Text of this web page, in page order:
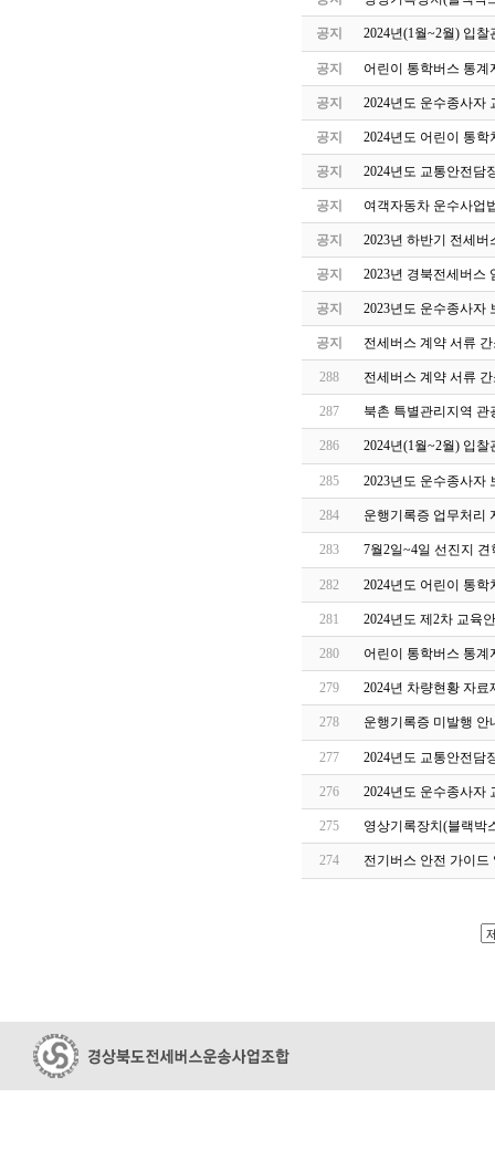
공지 2024년(1월~2월) 입
공지 어린이 통학버스 통계
공지 2024년도 운수종사자
공지 2024년도 어린이 통
공지 2024년도 교통안전담
공지 여객자동차 운수사업
공지 2023년 하반기 전세
공지 2023년 경북전세버스
공지 2023년도 운수종사자
공지 전세버스 계약 서류
288 전세버스 계약 서류
287 북촌 특별관리지역
286 2024년(1월~2월) 입
285 2023년도 운수종사자
284 운행기록증 업무처리
283 7월2일~4일 선진지
282 2024년도 어린이 통
281 2024년도 제2차 교육
280 어린이 통학버스 통계
279 2024년 차량현황 자료
278 운행기록증 미발행 안
277 2024년도 교통안전담
276 2024년도 운수종사자
275 영상기록장치(블랙박
274 전기버스 안전 가이드